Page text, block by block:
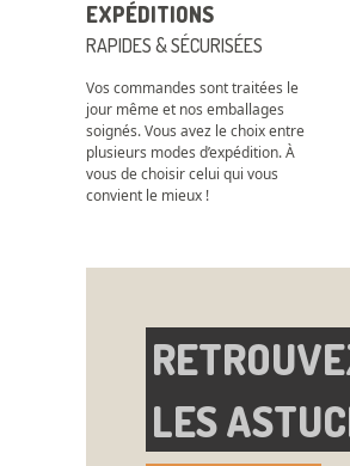
EXPÉDITIONS
RAPIDES & SÉCURISÉES
Vos commandes sont traitées le
jour même et nos emballages
soignés. Vous avez le choix entre
plusieurs modes d’expédition. À
vous de choisir celui qui vous
convient le mieux !
LES